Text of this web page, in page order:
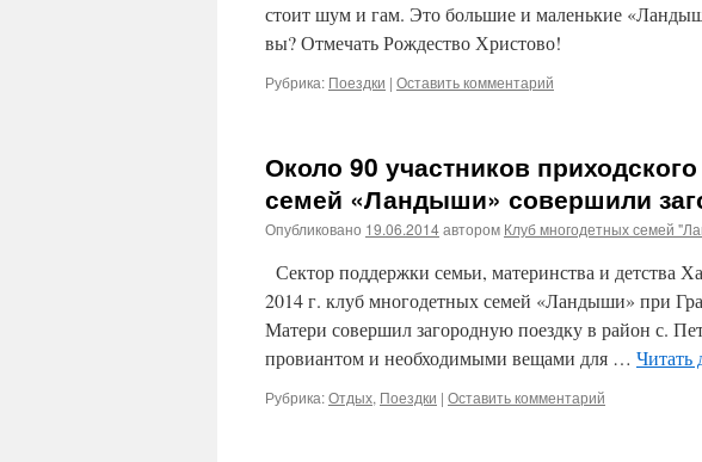
стоит шум и гам. Это большие и маленькие
вы? Отмечать Рождество Христово!
Рубрика: Поездки | Оставить комментарий
Около 90 участников
семей «Ландыши» совершили
Опубликовано 19.06.2014автором Клуб многодетных семей
Сектор поддержки семьи, материнства и детства
2014 г. клуб многодетных семей «Ландыши» при
Матери совершил загородную поездку в район с.
провиантом и необходимыми вещами для … Читать
Рубрика:Отдых, Поездки | Оставить комментарий